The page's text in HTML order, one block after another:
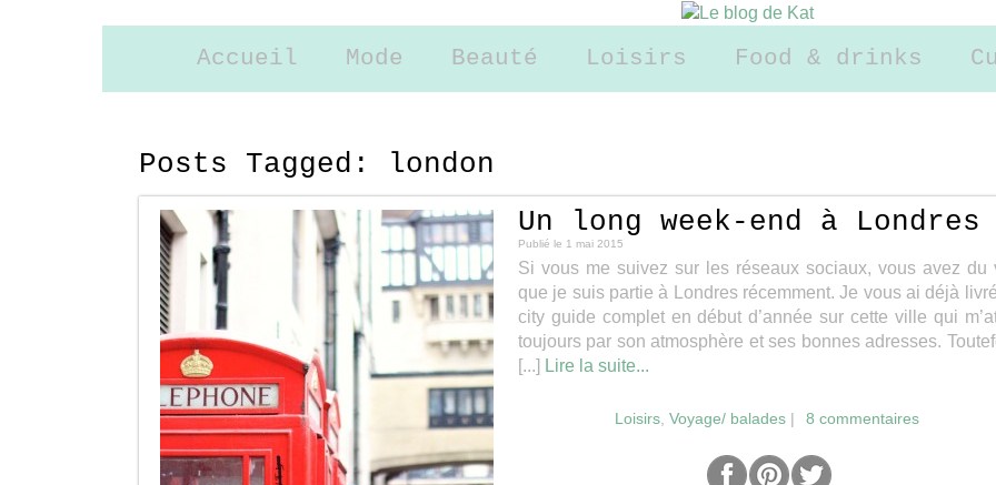
Accueil Mode Beauté Loisirs Food & drinks
Posts Tagged:
london
Un long week-end à Londres
Publié le 1 mai 2015
Si vous me suivez sur les réseaux sociaux, vous avez du
que je suis partie à Londres récemment. Je vous ai déjà
city guide complet en début d’année sur cette ville qui
toujours par son atmosphère et ses bonnes adresses.
[...] Lire la suite...
Loisirs, Voyage/ balades| 8 commentaires